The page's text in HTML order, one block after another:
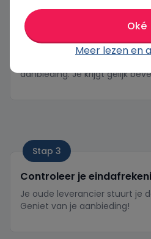
Oké
Meer lezen en
Kies een welkomstcadeau
aanbieding. Je krijgt gelijk
Stap 3
Controleer je
Je oude leverancier stuurt je
Geniet van je aanbieding!